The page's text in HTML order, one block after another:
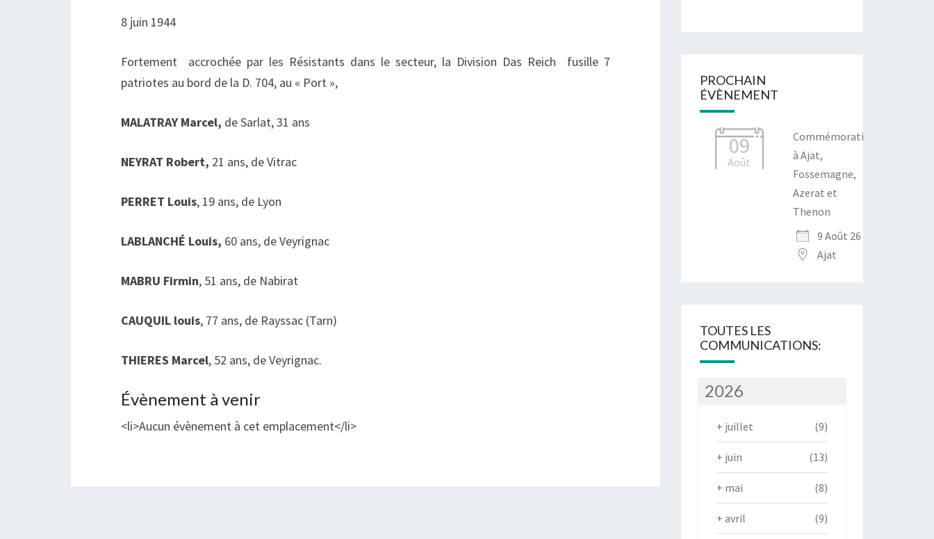
8 juin 1944
Fortement accrochée par les Résistants dans le secteur, la Division Das Reich fusille 7
patriotes au bord de la D. 704, au « Port »,
MALATRAY Marcel, de Sarlat, 31 ans
NEYRAT Robert, 21 ans, de Vitrac
PERRET Louis, 19 ans, de Lyon
LABLANCHÉ Louis, 60 ans, de Veyrignac
MABRU Firmin, 51 ans, de Nabirat
CAUQUIL louis, 77 ans, de Rayssac (Tarn)
THIERES Marcel, 52 ans, de Veyrignac.
Évènement à venir
<li>Aucun évènement à cet emplacement</li>
PROCHAIN
ÉVÈNEMENT
09
Août
Commémoration
à Ajat,
Fossemagne,
Azerat et
Thenon
9 Août 26
Ajat
TOUTES LES
COMMUNICATIONS:
2026
+ juillet (9)
+ juin (13)
+ mai (8)
+ avril (9)